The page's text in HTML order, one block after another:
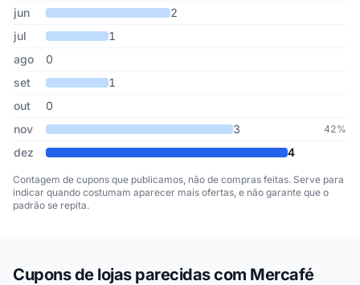
jun
2
jul
1
ago
0
set
1
out
0
nov
3 42%
dez 4
Contagem de cupons que publicamos, não de compras feitas. Serve para
indicar quando costumam aparecer mais ofertas, e não garante que o
padrão se repita.
Cupons de lojas parecidas com Mercafé